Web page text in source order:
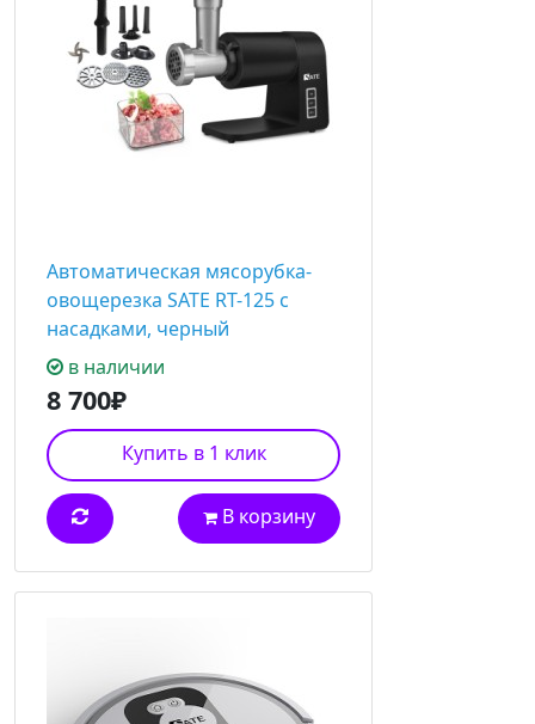
Автоматическая мясорубка-
овощерезка SATE RT-125 с
насадками, черный
в наличии
8 700₽
Купить в 1 клик
В корзину